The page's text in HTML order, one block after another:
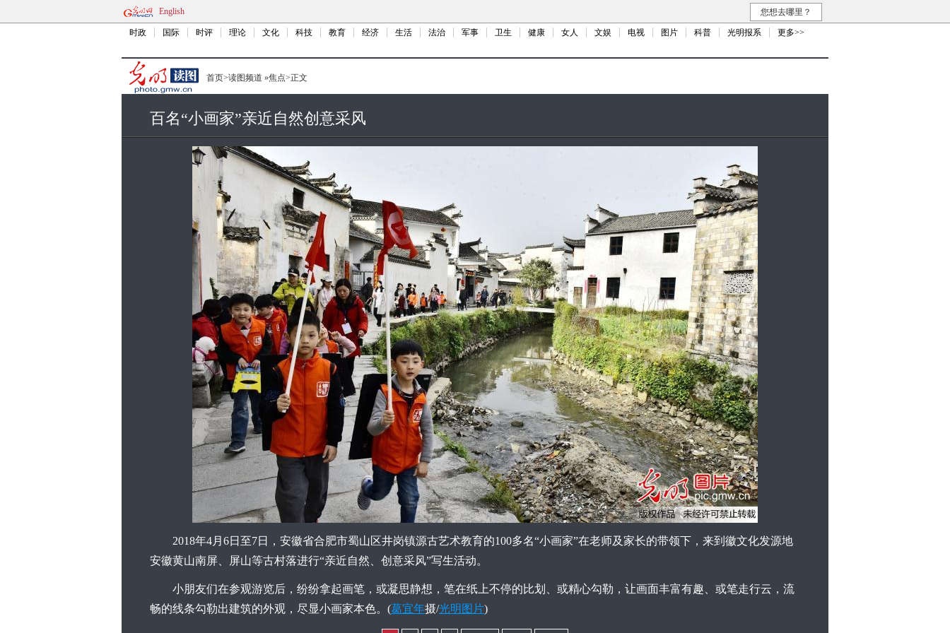
English 您想去哪里？
时政 国际 时评 理论 文化 科技 教育 经济 生活 法治 军事 卫生 健康 女人 文娱 电视 图片 科普 光明报系 更多>>
首页>读图频道 »焦点>正文
百名“小画家”亲近自然创意采风
2018年4月6日至7日，安徽省合肥市蜀山区井岗镇源古艺术教育的100多名“小画家”在老师及家长的带领下，来到徽文化发源地
安徽黄山南屏、屏山等古村落进行“亲近自然、创意采风”写生活动。
小朋友们在参观游览后，纷纷拿起画笔，或凝思静想，笔在纸上不停的比划、或精心勾勒，让画面丰富有趣、或笔走行云，流
畅的线条勾勒出建筑的外观，尽显小画家本色。(葛宜年摄/光明图片)